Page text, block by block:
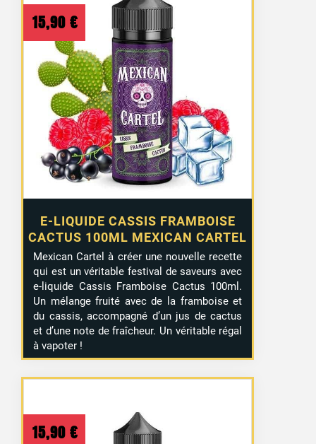
E-LIQUIDE CASSIS FRAMBOISE
CACTUS 100ML MEXICAN CARTEL
15,90 €
Mexican Cartel à créer une nouvelle recette
qui est un véritable festival de saveurs avec
e-liquide Cassis Framboise Cactus 100ml.
Un mélange fruité avec de la framboise et
du cassis, accompagné d’un jus de cactus
et d’une note de fraîcheur. Un véritable régal
à vapoter !
15,90 €